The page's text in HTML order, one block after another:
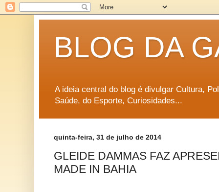
BLOG DA
A ideia central do blog é divulgar Cultura,
Saúde, do Esporte, Curiosidades...
quinta-feira, 31 de julho de 2014
GLEIDE DAMMAS FAZ
MADE IN BAHIA